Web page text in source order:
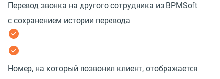
Перевод звонка на другого сотрудника из BPMSoft
с сохранением истории перевода
Номер, на который позвонил клиент, отображается